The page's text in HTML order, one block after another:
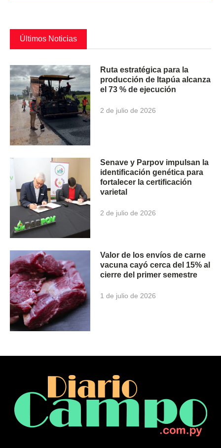
Últimos Noticias
Ruta estratégica para la
producción de Itapúa alcanza
el 73 % de ejecución
2 de julio de 2026
Senave y Parpov impulsan la
identificación genética para
fortalecer la certificación
varietal
2 de julio de 2026
Valor de los envíos de carne
vacuna cayó cerca del 15% al
cierre del primer semestre
1 de julio de 2026